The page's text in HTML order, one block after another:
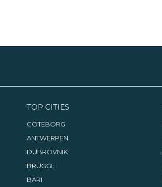
TOP CITIES
GÖTEBORG
ANTWERPEN
DUBROVNIK
BRÜGGE
BARI